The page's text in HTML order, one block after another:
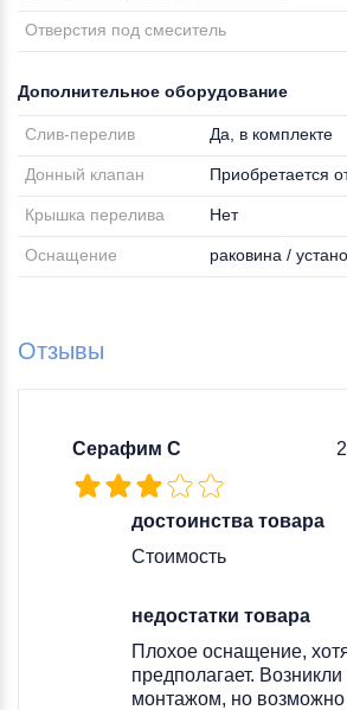
Отверстия под смеситель
Дополнительное оборудование
Слив-перелив Да, в комплекте
Донный клапан Приобретается
Крышка перелива Нет
Оснащение раковина /
Отзывы
Серафим С
достоинства товара
Стоимость
недостатки товара
Плохое оснащение,
предполагает.
монтажом, но возможно